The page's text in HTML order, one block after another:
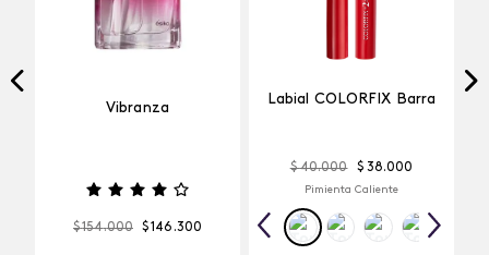
Vibranza
$154.000 $146 .300
Labial COLORFIX Barra
$ 40.000 $ 38.000
Pimienta Caliente